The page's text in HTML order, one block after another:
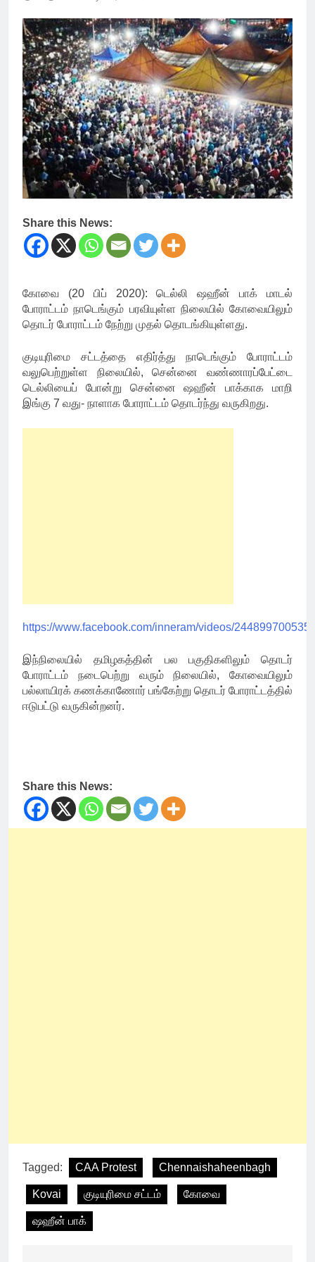
Share this News:
கோவை (20 பிப் 2020): டெல்லி ஷஹீன் பாக் மாடல்
போராட்டம் நாடெங்கும் பரவியுள்ள நிலையில் கோவையிலும்
தொடர் போராட்டம் நேற்று முதல் தொடங்கியுள்ளது.
குடியுரிமை சட்டத்தை எதிர்த்து நாடெங்கும் போராட்டம்
வலுபெற்றுள்ள நிலையில், சென்னை வண்ணாரப்பேட்டை
டெல்லியைப் போன்று சென்னை ஷஹீன் பாக்காக மாறி
இங்கு 7 வது- நாளாக போராட்டம் தொடர்ந்து வருகிறது.
https://www.facebook.com/inneram/videos/
இந்நிலையில் தமிழகத்தின் பல பகுதிகளிலும் தொடர்
போராட்டம் நடைபெற்று வரும் நிலையில், கோவையிலும்
பல்லாயிரக் கணக்காணோர் பங்கேற்று தொடர் போராட்டத்தில்
ஈடுபட்டு வருகின்றனர்.
Share this News:
Tagged: CAA Protest Chennaishaheenbagh
Kovai குடியுரிமை சட்டம் கோவை
ஷஹீன் பாக்